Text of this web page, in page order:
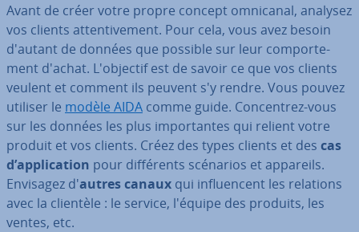
Avant de créer votre propre concept omnicanal, analysez
vos clients at­ten­ti­ve­ment. Pour cela, vous avez besoin
d'autant de données que possible sur leur com­por­te­
ment d'achat. L'ob­jec­tif est de savoir ce que vos clients
veulent et comment ils peuvent s'y rendre. Vous pouvez
utiliser le modèle AIDA comme guide. Con­cen­trez-vous
sur les données les plus im­por­tantes qui relient votre
produit et vos clients. Créez des types clients et des cas
d’ap­pli­ca­tion pour dif­fé­rents scénarios et appareils.
Envisagez d'autres canaux qui in­fluen­cent les relations
avec la clientèle : le service, l'équipe des produits, les
ventes, etc.